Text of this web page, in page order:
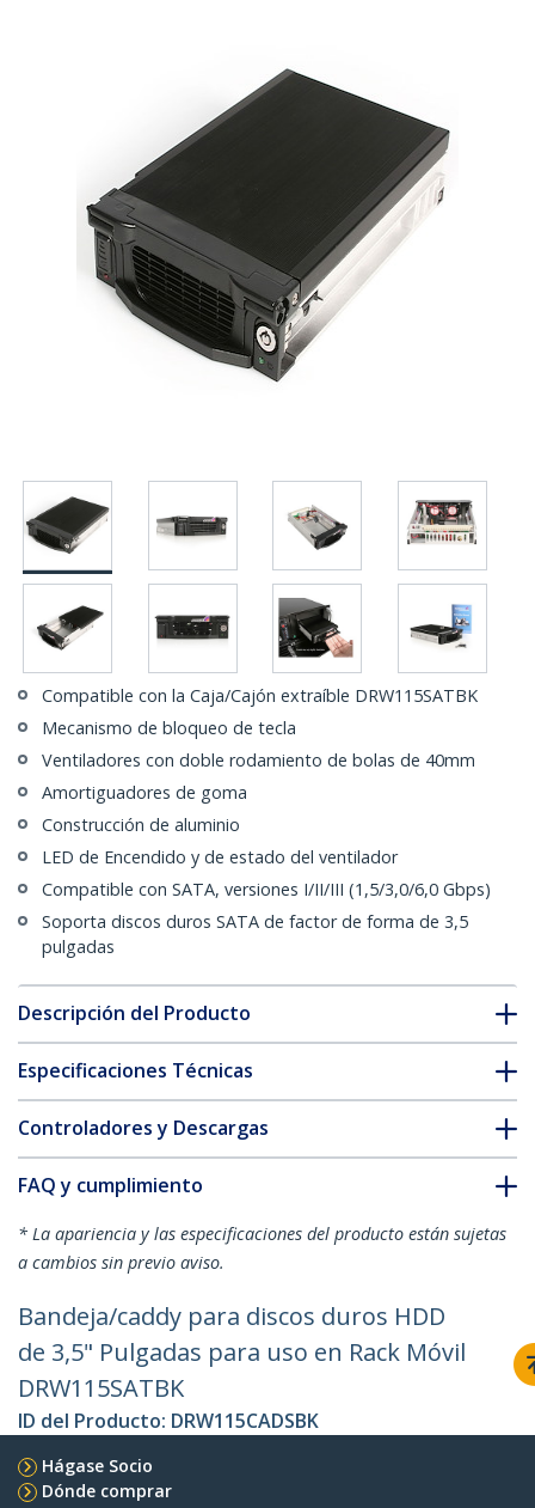
Compatible con la Caja/Cajón extraíble DRW115SATBK
Mecanismo de bloqueo de tecla
Ventiladores con doble rodamiento de bolas de 40mm
Amortiguadores de goma
Construcción de aluminio
LED de Encendido y de estado del ventilador
Compatible con SATA, versiones I/II/III (1,5/3,0/6,0 Gbps)
Soporta discos duros SATA de factor de forma de 3,5
pulgadas
Descripción del Producto
Especificaciones Técnicas
Controladores y Descargas
FAQ y cumplimiento
* La apariencia y las especificaciones del producto están sujetas
a cambios sin previo aviso.
Bandeja/caddy para discos duros HDD
de 3,5" Pulgadas para uso en Rack Móvil
DRW115SATBK
ID del Producto: DRW115CADSBK
Hágase Socio
Dónde comprar